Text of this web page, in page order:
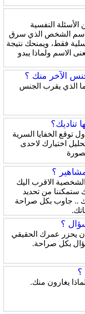
النفسية
اسم الشخص الذي سرق
فقط، ويمنحك نتيجة
الاسم ولماذا يبدو
الآخر منك ؟
ما الذي يقرب الجنس
تناديك؟
توقع الخفايا السرية
اختيارك لاحدى
؟
الشخصية الاقرب اليك
ستمكننا من تحديد
.. جاوب بكل صراحة
ان يحزر عمرك الحقيقي
؟
يغارون منك.